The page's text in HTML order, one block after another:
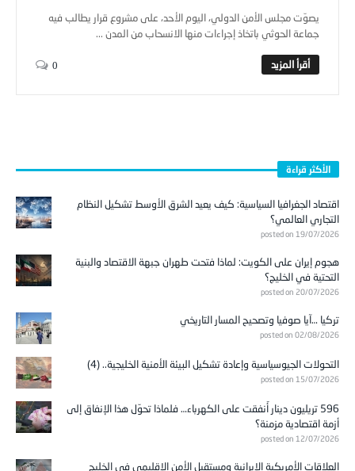
يصوّت مجلس الأمن الدولي، اليوم الأحد، على مشروع قرار يطالب فيه
جماعة الحوثي باتخاذ إجراءات منها الانسحاب من المدن ...
0
الأكثر قراءة
اقتصاد الجغرافيا السياسية: كيف يعيد الشرق الأوسط تشكيل النظام
التجاري العالمي؟
posted on 19/07/2026
هجوم إيران على الكويت: لماذا فتحت طهران جبهة الاقتصاد والبنية
التحتية في الخليج؟
posted on 20/07/2026
تركيا …آيا صوفيا وتصحيح المسار التاريخي
posted on 02/08/2026
التحولات الجيوسياسية وإعادة تشكيل البيئة الأمنية الخليجية.. (4)
posted on 15/07/2026
596 تريليون دينار أُنفقت على الكهرباء… فلماذا تحوّل هذا الإنفاق إلى
أزمة اقتصادية مزمنة؟
posted on 12/07/2026
العلاقات الأمريكية الإيرانية ومستقبل الأمن الإقليمي في الخليج